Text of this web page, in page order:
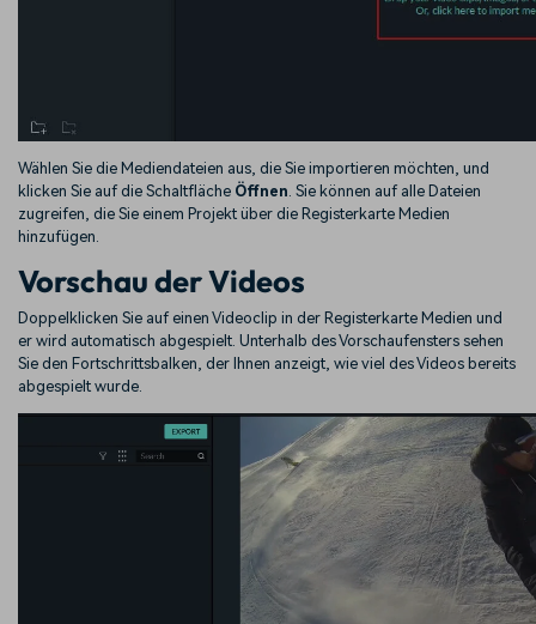
Wählen Sie die Mediendateien aus, die Sie importieren möchten, und
klicken Sie auf die Schaltfläche Öffnen. Sie können auf alle Dateien
zugreifen, die Sie einem Projekt über die Registerkarte Medien
hinzufügen.
Vorschau der Videos
Doppelklicken Sie auf einen Videoclip in der Registerkarte Medien und
er wird automatisch abgespielt. Unterhalb des Vorschaufensters sehen
Sie den Fortschrittsbalken, der Ihnen anzeigt, wie viel des Videos bereits
abgespielt wurde.